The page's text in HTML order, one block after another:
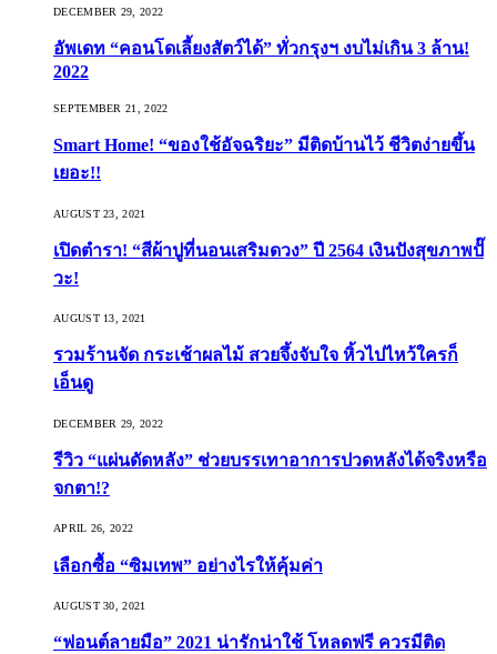
DECEMBER 29, 2022
อัพเดท “คอนโดเลี้ยงสัตว์ได้” ทั่วกรุงฯ งบไม่เกิน 3 ล้าน!
2022
SEPTEMBER 21, 2022
Smart Home! “ของใช้อัจฉริยะ” มีติดบ้านไว้ ชีวิตง่ายขึ้น
เยอะ!!
AUGUST 23, 2021
เปิดตำรา! “สีผ้าปูที่นอนเสริมดวง” ปี 2564 เงินปังสุขภาพปั๊
วะ!
AUGUST 13, 2021
รวมร้านจัด กระเช้าผลไม้ สวยจึ้งจับใจ หิ้วไปไหว้ใครก็
เอ็นดู
DECEMBER 29, 2022
รีวิว “แผ่นดัดหลัง” ช่วยบรรเทาอาการปวดหลังได้จริงหรือ
จกตา!?
APRIL 26, 2022
เลือกซื้อ “ซิมเทพ” อย่างไรให้คุ้มค่า
AUGUST 30, 2021
“ฟอนต์ลายมือ” 2021 น่ารักน่าใช้ โหลดฟรี ควรมีติด